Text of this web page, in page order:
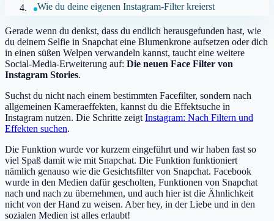
Wie du deine eigenen Instagram-Filter kreierst
Gerade wenn du denkst, dass du endlich herausgefunden hast, wie
du deinem Selfie in Snapchat eine Blumenkrone aufsetzen oder dich
in einen süßen Welpen verwandeln kannst, taucht eine weitere
Social-Media-Erweiterung auf: Die neuen Face Filter von
Instagram Stories.
Suchst du nicht nach einem bestimmten Facefilter, sondern nach
allgemeinen Kameraeffekten, kannst du die Effektsuche in
Instagram nutzen. Die Schritte zeigt Instagram: Nach Filtern und
Effekten suchen.
Die Funktion wurde vor kurzem eingeführt und wir haben fast so
viel Spaß damit wie mit Snapchat. Die Funktion funktioniert
nämlich genauso wie die Gesichtsfilter von Snapchat. Facebook
wurde in den Medien dafür gescholten, Funktionen von Snapchat
nach und nach zu übernehmen, und auch hier ist die Ähnlichkeit
nicht von der Hand zu weisen. Aber hey, in der Liebe und in den
sozialen Medien ist alles erlaubt!